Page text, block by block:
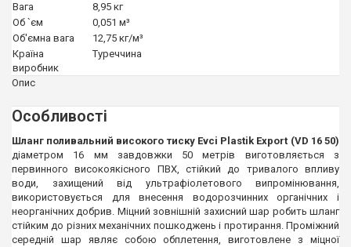
Вага
8,95 кг
Об `єм
0,051 м³
Об'ємна вага
12,75 кг/м³
Країна
виробник
Туреччина
Опис
Особливості
Шланг поливальний високого тиску Evci Plastik Export (VD 16 50)
діаметром 16 мм завдовжки 50 метрів виготовляється з
первинного високоякісного ПВХ, стійкий до тривалого впливу
води, захищений від ультрафіолетового випромінювання,
використовується для внесення водорозчинних органічних і
неорганічних добрив. Міцний зовнішній захисний шар робить шланг
стійким до різних механічних пошкоджень і протирання. Проміжний
середній шар являє собою обплетення, виготовлене з міцної